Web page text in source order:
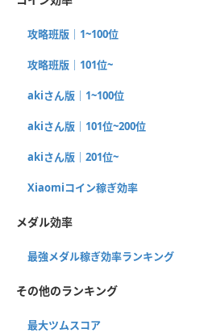
攻略班版｜1~100位
攻略班版｜101位~
akiさん版｜1~100位
akiさん版｜101位~200位
akiさん版｜201位~
Xiaomiコイン稼ぎ効率
メダル効率
最強メダル稼ぎ効率ランキング
その他のランキング
最大ツムスコア